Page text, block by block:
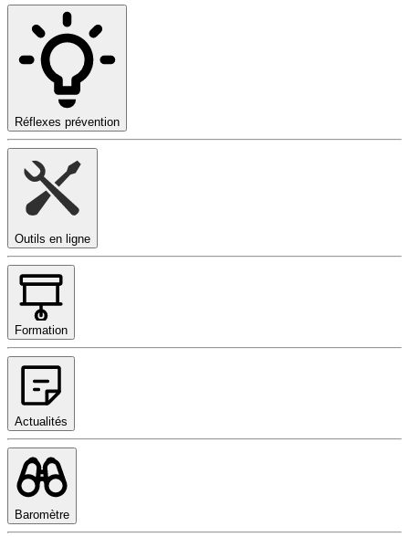
Réflexes prévention
Outils en ligne
Formation
Actualités
Baromètre